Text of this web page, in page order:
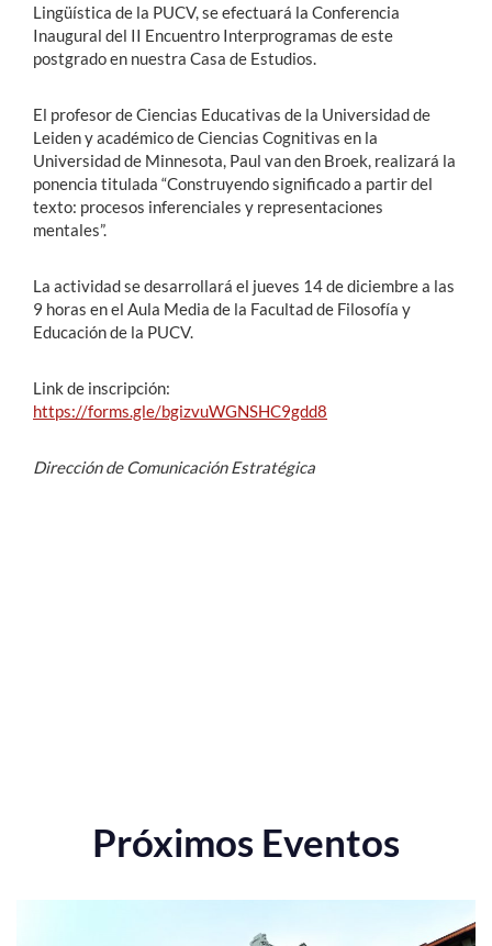
Lingüística de la PUCV, se efectuará la Conferencia
Inaugural del II Encuentro Interprogramas de este
postgrado en nuestra Casa de Estudios.
El profesor de Ciencias Educativas de la Universidad de
Leiden y académico de Ciencias Cognitivas en la
Universidad de Minnesota, Paul van den Broek, realizará la
ponencia titulada “Construyendo significado a partir del
texto: procesos inferenciales y representaciones
mentales”.
La actividad se desarrollará el jueves 14 de diciembre a las
9 horas en el Aula Media de la Facultad de Filosofía y
Educación de la PUCV.
Link de inscripción:
https://forms.gle/bgizvuWGNSHC9gdd8
Dirección de Comunicación Estratégica
Próximos Eventos